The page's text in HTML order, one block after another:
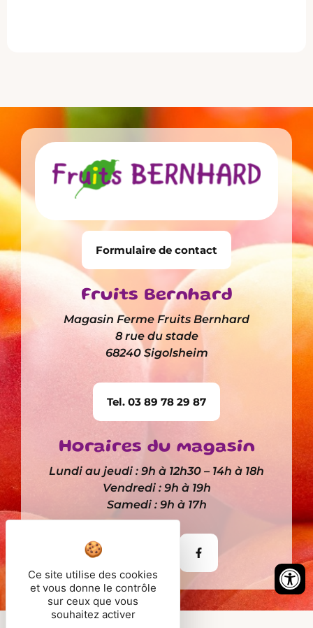
Formulaire de contact
Fruits Bernhard
Magasin Ferme Fruits Bernhard
8 rue du stade
68240 Sigolsheim
Tel. 03 89 78 29 87
Horaires du magasin
Lundi au jeudi : 9h à 12h30 – 14h à 18h
Vendredi : 9h à 19h
Samedi : 9h à 17h
Ce site utilise des cookies
et vous donne le contrôle
sur ceux que vous
souhaitez activer